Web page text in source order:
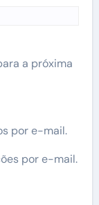
a próxima
por e-mail.
por e-mail.